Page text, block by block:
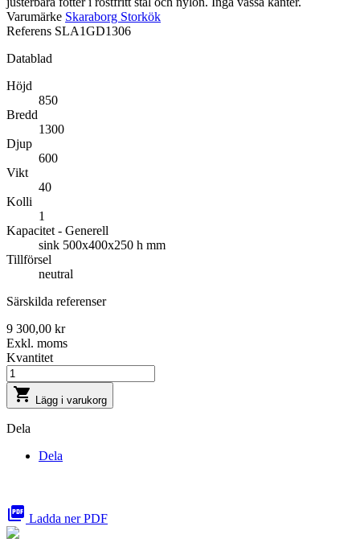
Varumärke Skaraborg Storkök
Referens SLA1GD1306
Datablad
Höjd
850
Bredd
1300
Djup
600
Vikt
40
Kolli
1
Kapacitet - Generell
sink 500x400x250 h mm
Tillförsel
neutral
Särskilda referenser
9 300,00 kr
Exkl. moms
Kvantitet
 Lägg i varukorg
Dela
Dela
 Ladda ner PDF